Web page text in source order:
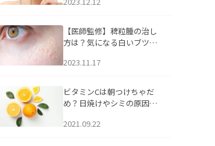
【医師監修】稗粒腫の治し
方は？気になる白いブツブ
アについて
2023.11.17
ビタミンCは朝つけちゃだ
め？日焼けやシミの原因に
2021.09.22